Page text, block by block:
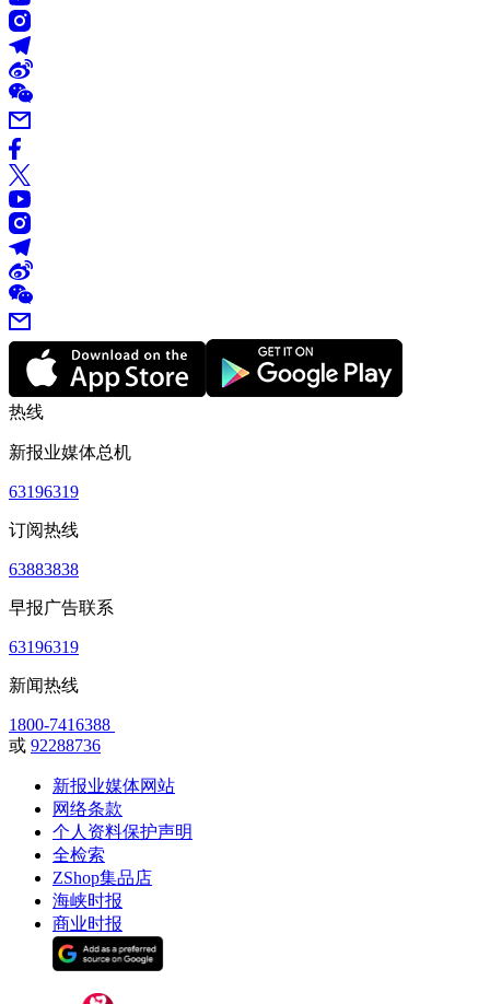
热线
新报业媒体总机
63196319
订阅热线
63883838
早报广告联系
63196319
新闻热线
1800-7416388
或 92288736
新报业媒体网站
网络条款
个人资料保护声明
全检索
ZShop集品店
海峡时报
商业时报